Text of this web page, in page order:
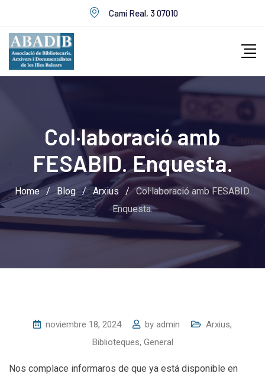
to
content
Camí Real, 3 07010
Col·laboració amb
FESABID. Enquesta.
Home / Blog / Arxius / Col·laboració amb FESABID.
Enquesta.
noviembre 18, 2024 by admin Arxius,
Biblioteques, General
Nos complace informaros de que ya está disponible en